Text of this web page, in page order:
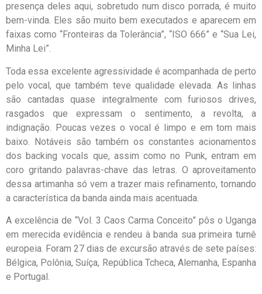
presença deles aqui, sobretudo num disco porrada, é muito
bem-vinda. Eles são muito bem executados e aparecem em
faixas como “Fronteiras da Tolerância”, “ISO 666” e “Sua Lei,
Minha Lei”.
Toda essa excelente agressividade é acompanhada de perto
pelo vocal, que também teve qualidade elevada. As linhas
são cantadas quase integralmente com furiosos drives,
rasgados que expressam o sentimento, a revolta, a
indignação. Poucas vezes o vocal é limpo e em tom mais
baixo. Notáveis são também os constantes acionamentos
dos backing vocals que, assim como no Punk, entram em
coro gritando palavras-chave das letras. O aproveitamento
dessa artimanha só vem a trazer mais refinamento, tornando
a característica da banda ainda mais acentuada.
A excelência de “Vol. 3 Caos Carma Conceito” pôs o Uganga
em merecida evidência e rendeu à banda sua primeira turnê
europeia. Foram 27 dias de excursão através de sete países:
Bélgica, Polônia, Suíça, República Tcheca, Alemanha, Espanha
e Portugal.